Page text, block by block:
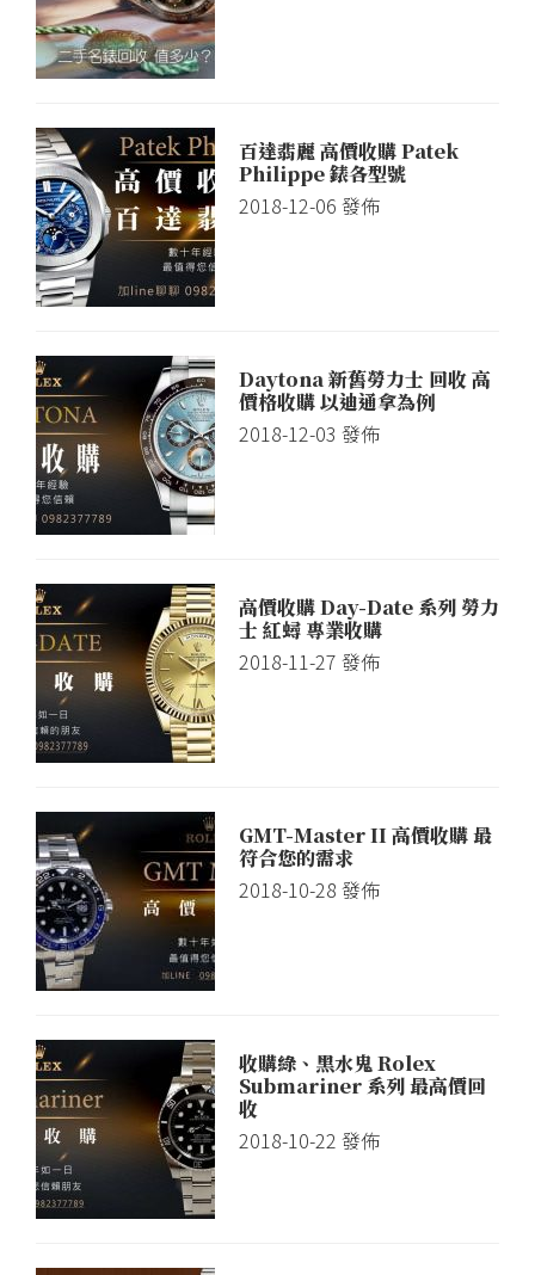
百達翡麗 高價收購 Patek
Philippe 錶各型號
2018-12-06 發佈
Daytona 新舊勞力士 回收 高
價格收購 以迪通拿為例
2018-12-03 發佈
高價收購 Day-Date 系列 勞力
士 紅蟳 專業收購
2018-11-27 發佈
GMT-Master II 高價收購 最
符合您的需求
2018-10-28 發佈
收購綠、黑水鬼 Rolex
Submariner 系列 最高價回
收
2018-10-22 發佈